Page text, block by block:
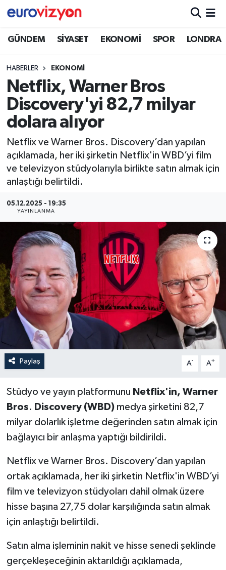
GÜNDEM SİYASET EKONOMİ SPOR LONDRA
HABERLER EKONOMİ
Netflix, Warner Bros
Discovery'yi 82,7 milyar
dolara alıyor
Netflix ve Warner Bros. Discovery’dan yapılan
açıklamada, her iki şirketin Netflix'in WBD’yi film
ve televizyon stüdyolarıyla birlikte satın almak için
anlaştığı belirtildi.
05.12.2025 - 19:35
YAYINLANMA
Paylaş A- A+
Stüdyo ve yayın platformunu Netflix'in, Warner
Bros. Discovery (WBD) medya şirketini 82,7
milyar dolarlık işletme değerinden satın almak için
bağlayıcı bir anlaşma yaptığı bildirildi.
Netflix ve Warner Bros. Discovery’dan yapılan
ortak açıklamada, her iki şirketin Netflix'in WBD’yi
film ve televizyon stüdyoları dahil olmak üzere
hisse başına 27,75 dolar karşılığında satın almak
için anlaştığı belirtildi.
Satın alma işleminin nakit ve hisse senedi şeklinde
gerçekleşeceğinin aktarıldığı açıklamada,